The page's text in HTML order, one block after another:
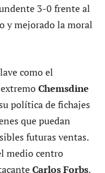
3-0 frente al
y mejorado la moral
como el
Chemsdine
política de fichajes
que puedan
futuras ventas.
medio centro
Carlos Forbs,